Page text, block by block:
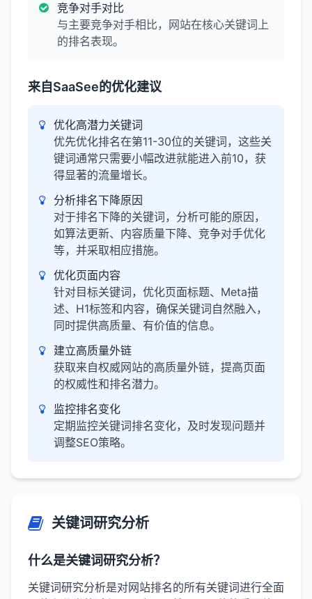
竞争对手对比
与主要竞争对手相比，网站在核心关键词上
的排名表现。
来自SaaSee的优化建议
优化高潜力关键词
优先优化排名在第11-30位的关键词，这些关
键词通常只需要小幅改进就能进入前10，获
得显著的流量增长。
分析排名下降原因
对于排名下降的关键词，分析可能的原因，
如算法更新、内容质量下降、竞争对手优化
等，并采取相应措施。
优化页面内容
针对目标关键词，优化页面标题、Meta描
述、H1标签和内容，确保关键词自然融入，
同时提供高质量、有价值的信息。
建立高质量外链
获取来自权威网站的高质量外链，提高页面
的权威性和排名潜力。
监控排名变化
定期监控关键词排名变化，及时发现问题并
调整SEO策略。
关键词研究分析
什么是关键词研究分析？
关键词研究分析是对网站排名的所有关键词进行全面